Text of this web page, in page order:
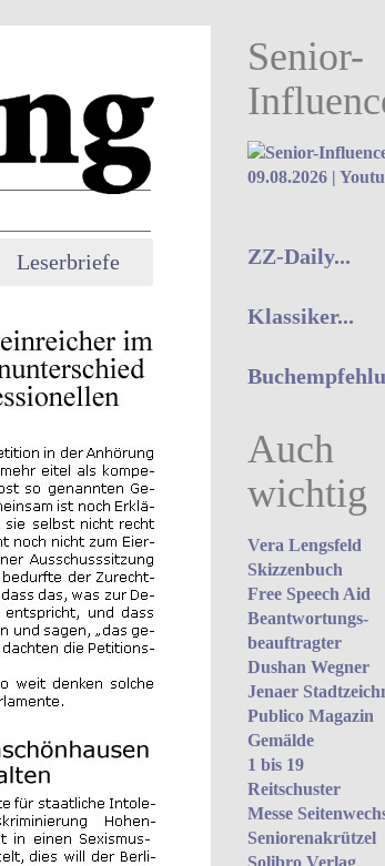
Leserbriefe
Senior-
09.08.2026 |
ZZ-Daily...
Klassiker...
Auch
wichtig
Vera Lengsfeld
Skizzenbuch
Free Speech Aid
Beantwortungs­
beauftragter
Dushan Wegner
Jenaer
Publico Magazin
Gemälde
1 bis 19
Reitschuster
Messe
Seniorenakrützel
Solibro Verlag